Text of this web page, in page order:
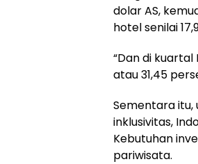
dolar AS,
hotel senilai
“Dan di kuartal
atau 31,45
Sementara
inklusivitas,
Kebutuhan
pariwisata.